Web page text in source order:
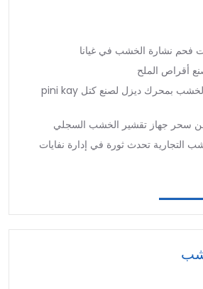
فحم نشارة الخشب في غيانا
أقراص الملح
ماكينة ضغط نشارة الخشب بمحرك ديزل لصنع كتل pini kay
سحر جهاز تقشير الخشب السجلي
التجارية تحدث ثورة في إدارة نفايات